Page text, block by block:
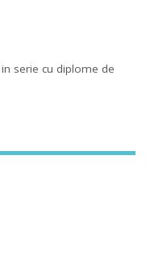
serie cu diplome de